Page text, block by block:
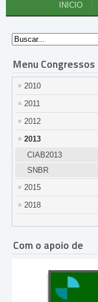
INICIO
Menu Congressos
2010
2011
2012
2013
CIAB2013
SNBR
2015
2018
Com o apoio de